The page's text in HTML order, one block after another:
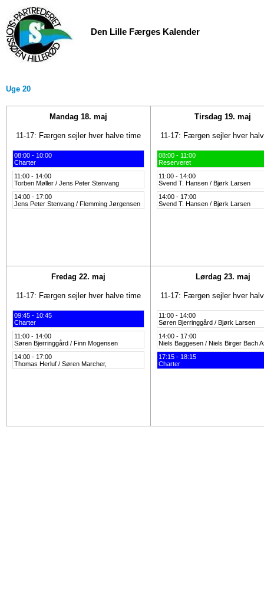
Den Lille Færges Kalender
Uge 20
Mandag 18. maj
11-17: Færgen sejler hver halve time
08:00 - 10:00
Charter
11:00 - 14:00
Torben Møller / Jens Peter Stenvang
14:00 - 17:00
Jens Peter Stenvang / Flemming Jørgensen
Tirsdag 19. maj
11-17: Færgen sejler hver
08:00 - 11:00
Reserveret
11:00 - 14:00
Svend T. Hansen / Bjørk Larsen
14:00 - 17:00
Svend T. Hansen / Bjørk Larsen
Fredag 22. maj
11-17: Færgen sejler hver halve time
09:45 - 10:45
Charter
11:00 - 14:00
Søren Bjerringgård / Finn Mogensen
14:00 - 17:00
Thomas Herluf / Søren Marcher,
Lørdag 23. maj
11-17: Færgen sejler hver
11:00 - 14:00
Søren Bjerringgård / Bjørk Larsen
14:00 - 17:00
Niels Baggesen / Niels Birger Bach
17:15 - 18:15
Charter